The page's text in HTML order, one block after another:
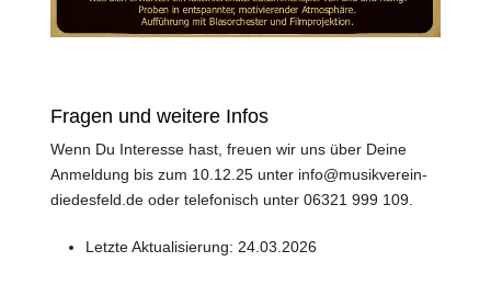
Fragen und weitere Infos
Wenn Du Interesse hast, freuen wir uns über Deine
Anmeldung bis zum 10.12.25 unter info@musikverein-
diedesfeld.de oder telefonisch unter 06321 999 109.
Letzte Aktualisierung:24.03.2026